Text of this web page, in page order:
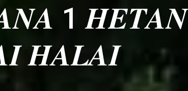
1 𝑯𝑬𝑻𝑨𝑵
𝑯𝑨𝑳𝑨𝑰